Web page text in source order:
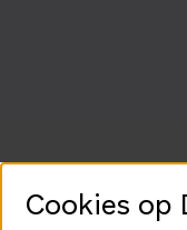
Cookies op